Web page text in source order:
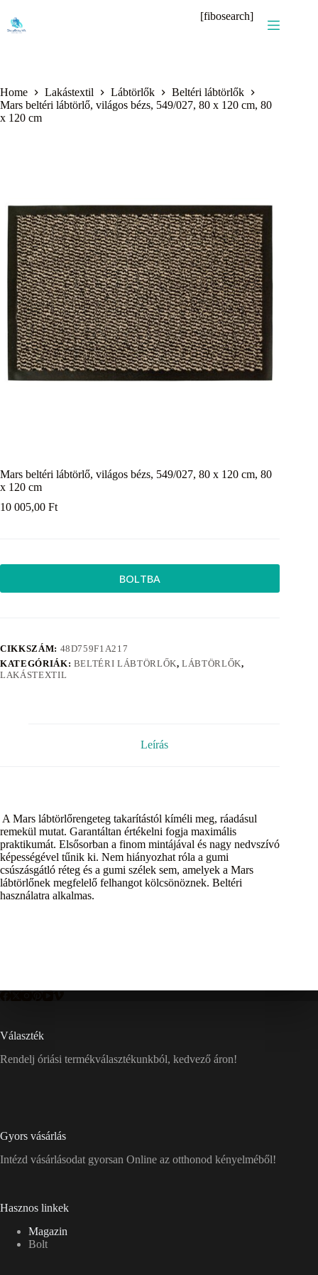
content
[fibosearch]
Home Lakástextil Lábtörlők
Beltéri lábtörlők
Mars beltéri lábtörlő, világos bézs, 549/027, 80 x 120 cm, 80
x 120 cm
Mars beltéri lábtörlő, világos bézs, 549/027, 80 x 120 cm, 80
x 120 cm
10 005,00 Ft
BOLTBA
CIKKSZÁM: 48D759F1A217
KATEGÓRIÁK: BELTÉRI LÁBTÖRLŐK,LÁBTÖRLŐK,
LAKÁSTEXTIL
Leírás
A Mars lábtörlőrengeteg takarítástól kíméli meg, ráadásul
remekül mutat. Garantáltan értékelni fogja maximális
praktikumát. Elsősorban a finom mintájával és nagy nedvszívó
képességével tűnik ki. Nem hiányozhat róla a gumi
csúszásgátló réteg és a gumi szélek sem, amelyek a Mars
lábtörlőnek megfelelő felhangot kölcsönöznek. Beltéri
használatra alkalmas.
Választék
Rendelj óriási termékválasztékunkból, kedvező áron!
Gyors vásárlás
Intézd vásárlásodat gyorsan Online az otthonod kényelméből!
Hasznos linkek
Magazin
Bolt